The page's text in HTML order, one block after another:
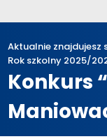
Aktualnie znajdujesz
Rok szkolny 2025/
Konkurs